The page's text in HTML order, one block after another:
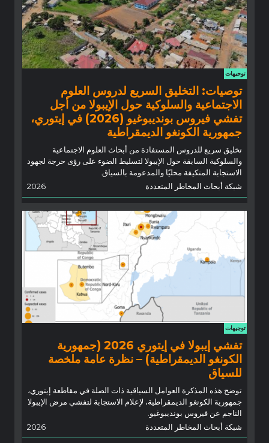
توجيهات
توصيات: التخليق السريع لدروس العلوم
الاجتماعية والسلوكية حول الإيبولا من أجل
تفشي فيروس بونديبوغيو (2026) في إيتوري،
جمهورية الكونغو الديمقراطية
تخليق سريع للدروس المستفادة من أبحاث العلوم الاجتماعية
والسلوكية السابقة حول الإيبولا لتسليط الضوء على رؤى حرجة لجهود
الاستجابة المتكيفة محليًا والمدعومة بالسياق.
شبكة أبحاث المخاطر المتعددة
2026
توجيهات
تفشي إيبولا في إيتوري 2026 (جمهورية
الكونغو الديمقراطية) – نظرة عامة ملخصة
للسياق
توضح هذه المذكرة العوامل السياقية ذات الصلة في مقاطعة إيتوري،
جمهورية الكونغو الديمقراطية، لإعلام الاستجابة لتفشي مرض الإيبولا
الناجم عن فيروس بونديبوغيو.
شبكة أبحاث المخاطر المتعددة
2026